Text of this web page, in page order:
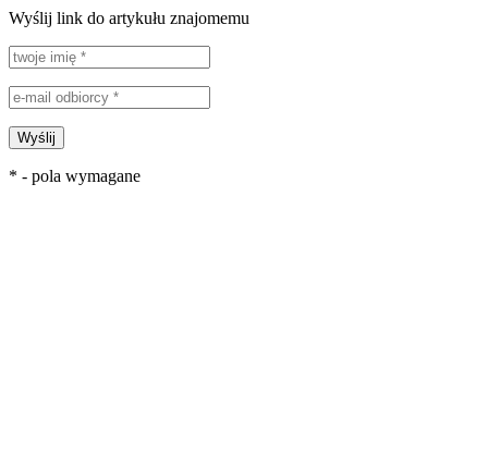
Wyślij link do artykułu znajomemu
Wyślij
* - pola wymagane